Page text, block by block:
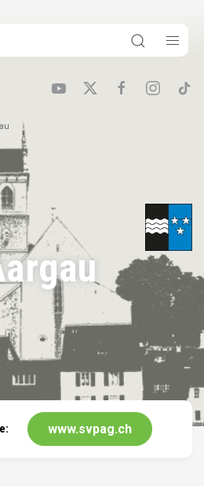
www.svpag.ch